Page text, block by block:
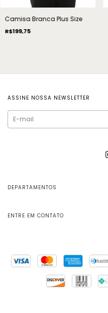
Camisa Branca Plus Size
R$199,75
ASSINE NOSSA NEWSLETTER
DEPARTAMENTOS
ENTRE EM CONTATO